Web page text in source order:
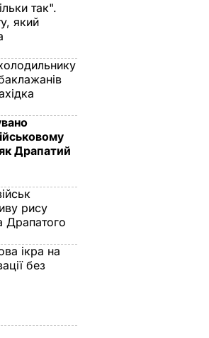
члени
його
БУЛЬВАР
так".
який
як Драпатий
рису
Драпатого
ікра на
без